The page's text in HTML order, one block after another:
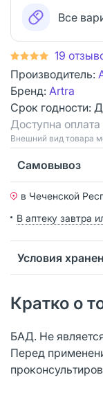
Все
19
Производитель:
Бренд: Artra
Срок годности:
Доступна оплата
Bнешний вид товара
Самовывоз
в Чеченской
В аптеку завтра
Условия
Кратко о
БАД. Не
Перед